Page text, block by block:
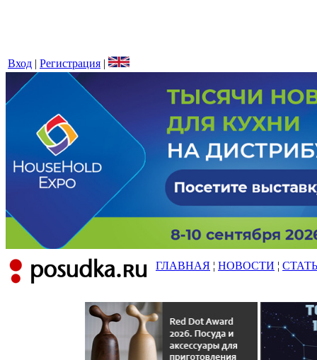
Вход | Регистрация |
ГЛАВНАЯ ¦ НОВОСТИ ¦